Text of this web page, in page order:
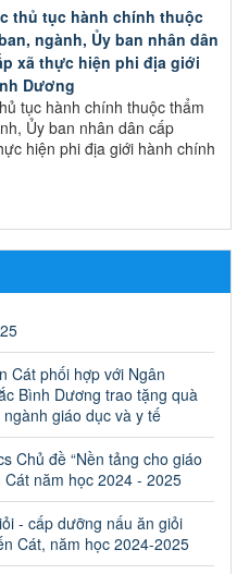
thủ tục hành chính thuộc
ngành, Ủy ban nhân dân
xã thực hiện phi địa giới
Dương
tục hành chính thuộc thẩm
Ủy ban nhân dân cấp
hiện phi địa giới hành chính
luật năm 2025 của ngành
Cát
năm 2025 của ngành
chính bị bãi bỏ trong lĩnh
dục quốc dân và cơ sở
giải quyết của Sở Giáo dục
huyện
bị bãi bỏ trong lĩnh vực
quốc dân và cơ sở giáo dục
Sở Giáo dục và Đào tạo,
Cát phối hợp với Ngân
Bình Dương trao tặng quà
giáo dục và y tế
Chủ đề “Nền tảng cho giáo
năm học 2024 - 2025
- cấp dưỡng nấu ăn giỏi
Cát, năm học 2024-2025